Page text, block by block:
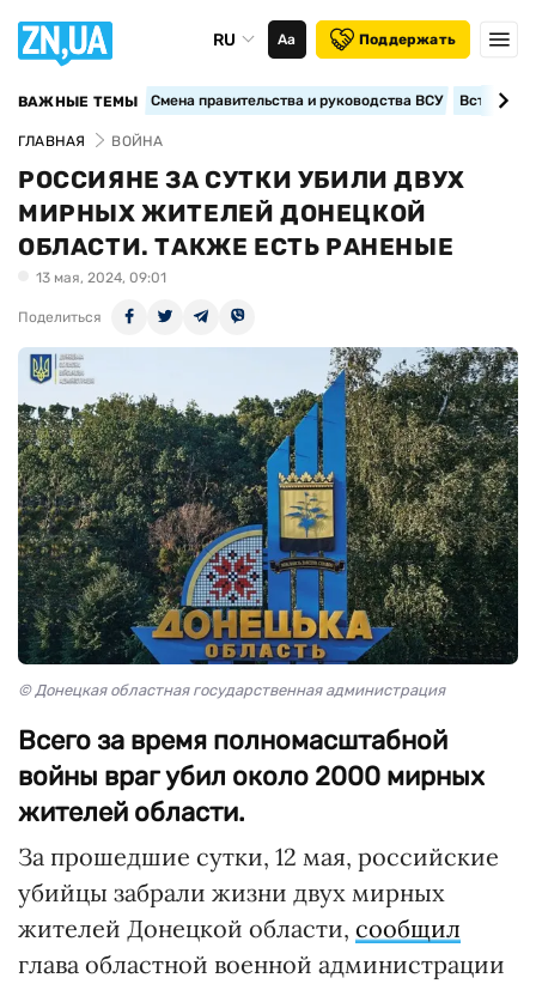
RU Аа Поддержать
ВАЖНЫЕ ТЕМЫ Смена правительства и руководства ВСУ
ГЛАВНАЯ ВОЙНА
РОССИЯНЕ ЗА СУТКИ УБИЛИ ДВУХ
МИРНЫХ ЖИТЕЛЕЙ ДОНЕЦКОЙ
ОБЛАСТИ. ТАКЖЕ ЕСТЬ РАНЕНЫЕ
13 мая, 2024, 09:01
Поделиться
© Донецкая областная государственная администрация
Всего за время полномасштабной
войны враг убил около 2000 мирных
жителей области.
За прошедшие сутки, 12 мая, российские
убийцы забрали жизни двух мирных
жителей Донецкой области, сообщил
глава областной военной администрации